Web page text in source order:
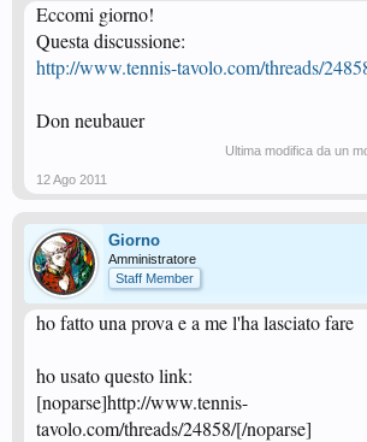
Eccomi giorno!
Questa discussione:
http://www.tennis-tavolo.com/threads/
Don neubauer
Ultima modifica da un
12 Ago 2011
Giorno
Amministratore
Staff Member
ho fatto una prova e a me l'ha lasciato fare
ho usato questo link:
[noparse]http://www.tennis-
tavolo.com/threads/24858/[/noparse]